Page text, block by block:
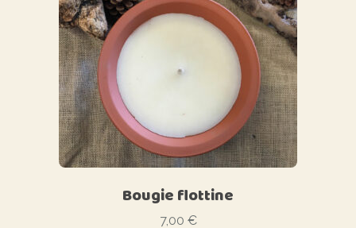
Bougie flottine
7,00 €